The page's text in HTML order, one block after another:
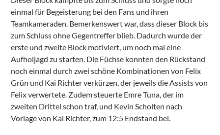
einmal für Begeisterung bei den Fans und ihren
Teamkameraden. Bemerkenswert war, dass dieser Block bis
zum Schluss ohne Gegentreffer blieb. Dadurch wurde der
erste und zweite Block motiviert, um noch mal eine
Aufholjagd zu starten. Die Füchse konnten den Rückstand
noch einmal durch zwei schöne Kombinationen von Felix
Grün und Kai Richter verkürzen, der jeweils die Assists von
Felix verwertete. Zudem steuerte Emre Tuna, der im
zweiten Drittel schon traf, und Kevin Scholten nach
Vorlage von Kai Richter, zum 12:5 Endstand bei.